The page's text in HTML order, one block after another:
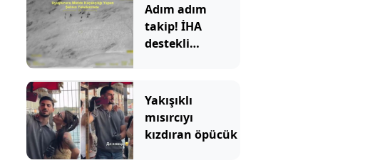
Adım adım
takip! İHA
destekli
uyuşturucu ele
geçirildi
Yakışıklı
mısırcıyı
kızdıran öpücük